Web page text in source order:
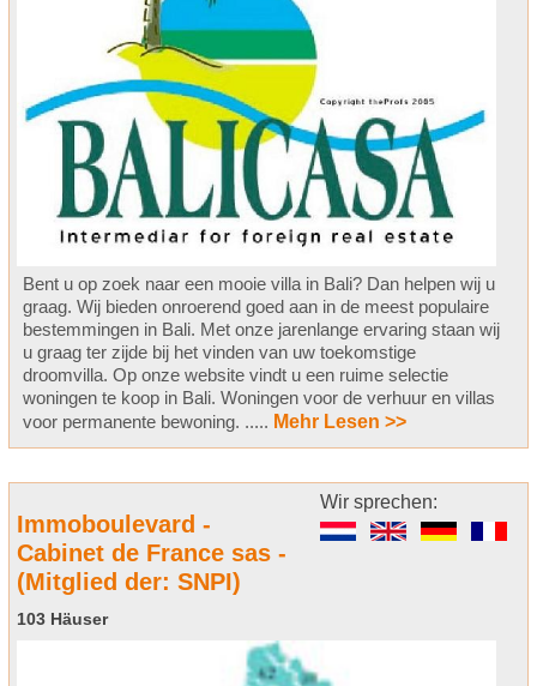
Bent u op zoek naar een mooie villa in Bali? Dan helpen wij u
graag. Wij bieden onroerend goed aan in de meest populaire
bestemmingen in Bali. Met onze jarenlange ervaring staan wij
u graag ter zijde bij het vinden van uw toekomstige
droomvilla. Op onze website vindt u een ruime selectie
woningen te koop in Bali. Woningen voor de verhuur en villas
voor permanente bewoning. ..... Mehr Lesen >>
Wir sprechen:
Immoboulevard -
Cabinet de France sas -
(Mitglied der: SNPI)
103 Häuser